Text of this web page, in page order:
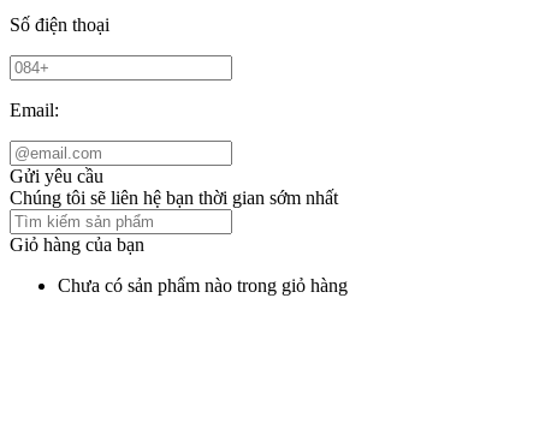
Số điện thoại
Email:
Gửi yêu cầu
Chúng tôi sẽ liên hệ bạn thời gian sớm nhất
Giỏ hàng của bạn
Chưa có sản phẩm nào trong giỏ hàng